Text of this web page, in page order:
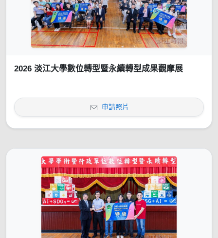
2026 淡江大學數位轉型暨永續轉型成果觀摩展
申請照片